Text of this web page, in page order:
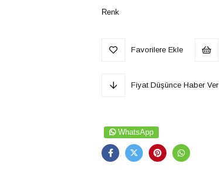
Renk
Favorilere Ekle
Fiyat Düşünce Haber Ver
WhatsApp